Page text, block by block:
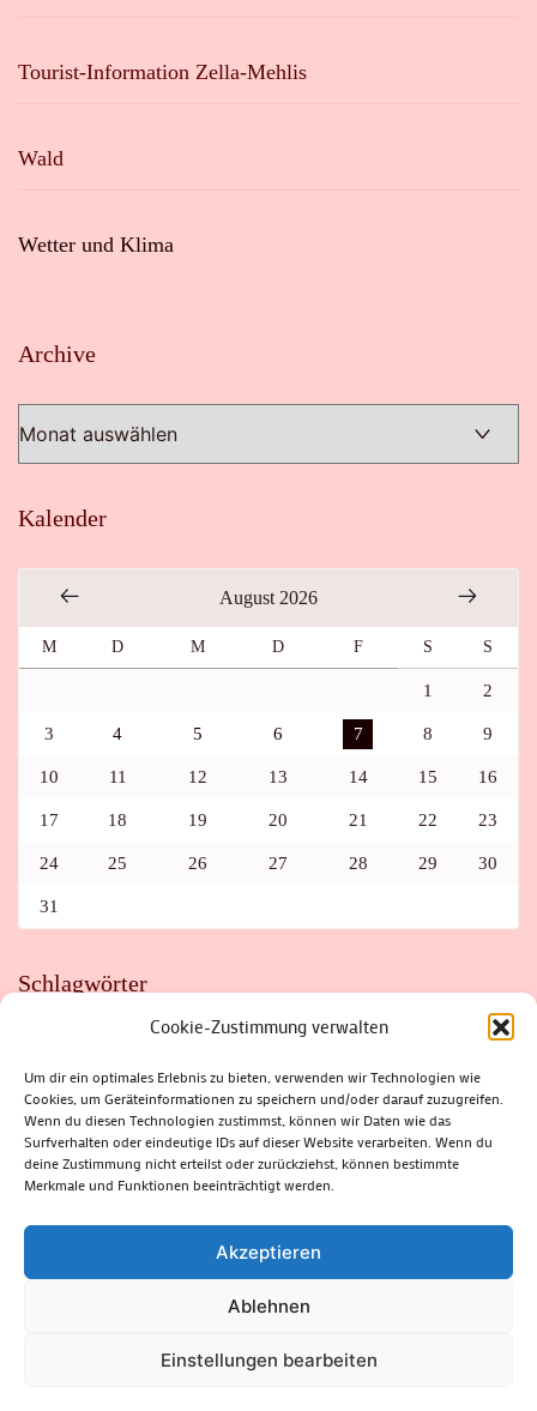
Cookie-Zustimmung verwalten
Um dir ein optimales Erlebnis zu bieten, verwenden wir Technologien wie
Cookies, um Geräteinformationen zu speichern und/oder darauf zuzugreifen.
Wenn du diesen Technologien zustimmst, können wir Daten wie das
Surfverhalten oder eindeutige IDs auf dieser Website verarbeiten. Wenn du
deine Zustimmung nicht erteilst oder zurückziehst, können bestimmte
Merkmale und Funktionen beeinträchtigt werden.
Akzeptieren
Ablehnen
Einstellungen bearbeiten
Tourist-Information Zella-Mehlis
Wald
Wetter und Klima
Archive
Kalender
August 2026
M D M D F S S
1 2
3 4 5 6 7 8 9
10 11 12 13 14 15 16
17 18 19 20 21 22 23
24 25 26 27 28 29 30
31
Schlagwörter
FAHRRAD
FLOHMARKT FOLK GEWINNSPIEL
HITZE
HITZEFALLE AUTO
IRISH DANCE JAZZ
KABARETT
KINDER
KIRMES KLASSIK
KLEINE SUHLER REIHE
KRIMI
KULTUR LESUNG LOTTO
MEININGEN
PARASITEN
PILZE SCHLEUSINGEN
SCHULWEG
SOMMERFERIEN
SPORT SRH
STADTFEST
STADTMARKETING
STRASSENSPERRUNG
SUHL
SUHLER FRÜHLING
SUHLER STADTMARKETING
THÜRINGER WALD
ZELLA-MEHLIS
(c) Rhön-Rennsteig-Verlag 2024. Alle Rechte vorbehalten.